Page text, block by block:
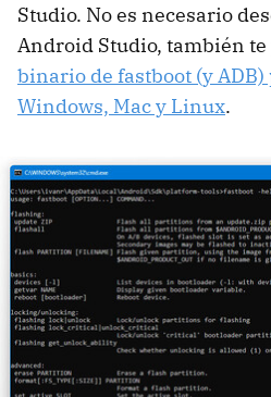
Studio. No es necesario
Android Studio, también te
binario de fastboot (y
Windows, Mac y Linux.